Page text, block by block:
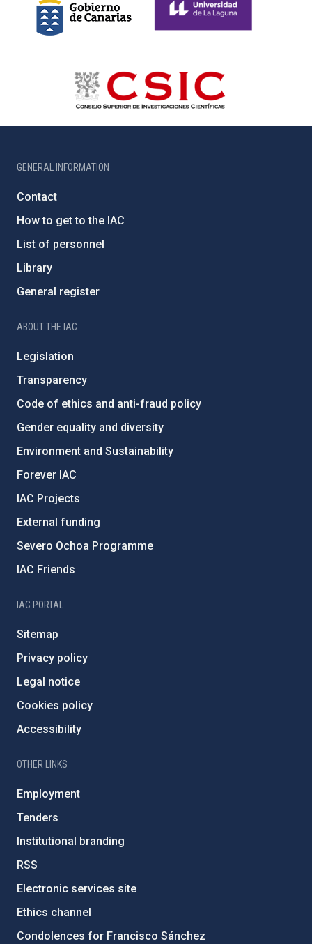
GENERAL INFORMATION
Contact
How to get to the IAC
List of personnel
Library
General register
ABOUT THE IAC
Legislation
Transparency
Code of ethics and anti-fraud policy
Gender equality and diversity
Environment and Sustainability
Forever IAC
IAC Projects
External funding
Severo Ochoa Programme
IAC Friends
IAC PORTAL
Sitemap
Privacy policy
Legal notice
Cookies policy
Accessibility
OTHER LINKS
Employment
Tenders
Institutional branding
RSS
Electronic services site
Ethics channel
Condolences for Francisco Sánchez